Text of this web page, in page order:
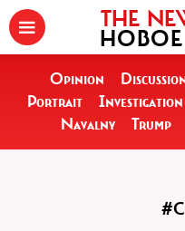
THE
Opinion
Portrait
Investigation
Navalny
Trump